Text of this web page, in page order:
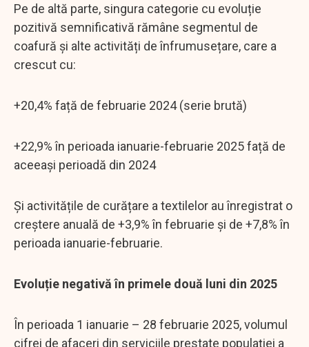
Pe de altă parte, singura categorie cu evoluție
pozitivă semnificativă rămâne segmentul de
coafură și alte activități de înfrumusețare, care a
crescut cu:
+20,4% față de februarie 2024 (serie brută)
+22,9% în perioada ianuarie-februarie 2025 față de
aceeași perioadă din 2024
Și activitățile de curățare a textilelor au înregistrat o
creștere anuală de +3,9% în februarie și de +7,8% în
perioada ianuarie-februarie.
Evoluție negativă în primele două luni din 2025
În perioada 1 ianuarie – 28 februarie 2025, volumul
cifrei de afaceri din serviciile prestate populației a